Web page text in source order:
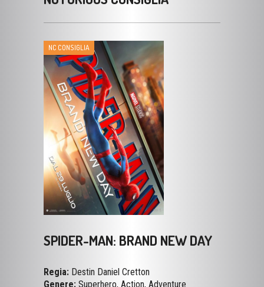
SPIDER-MAN: BRAND NEW DAY
Regia:Destin Daniel Cretton
Durata:140'
Cast:Tom Holland, Sadie Sink, Zendaya